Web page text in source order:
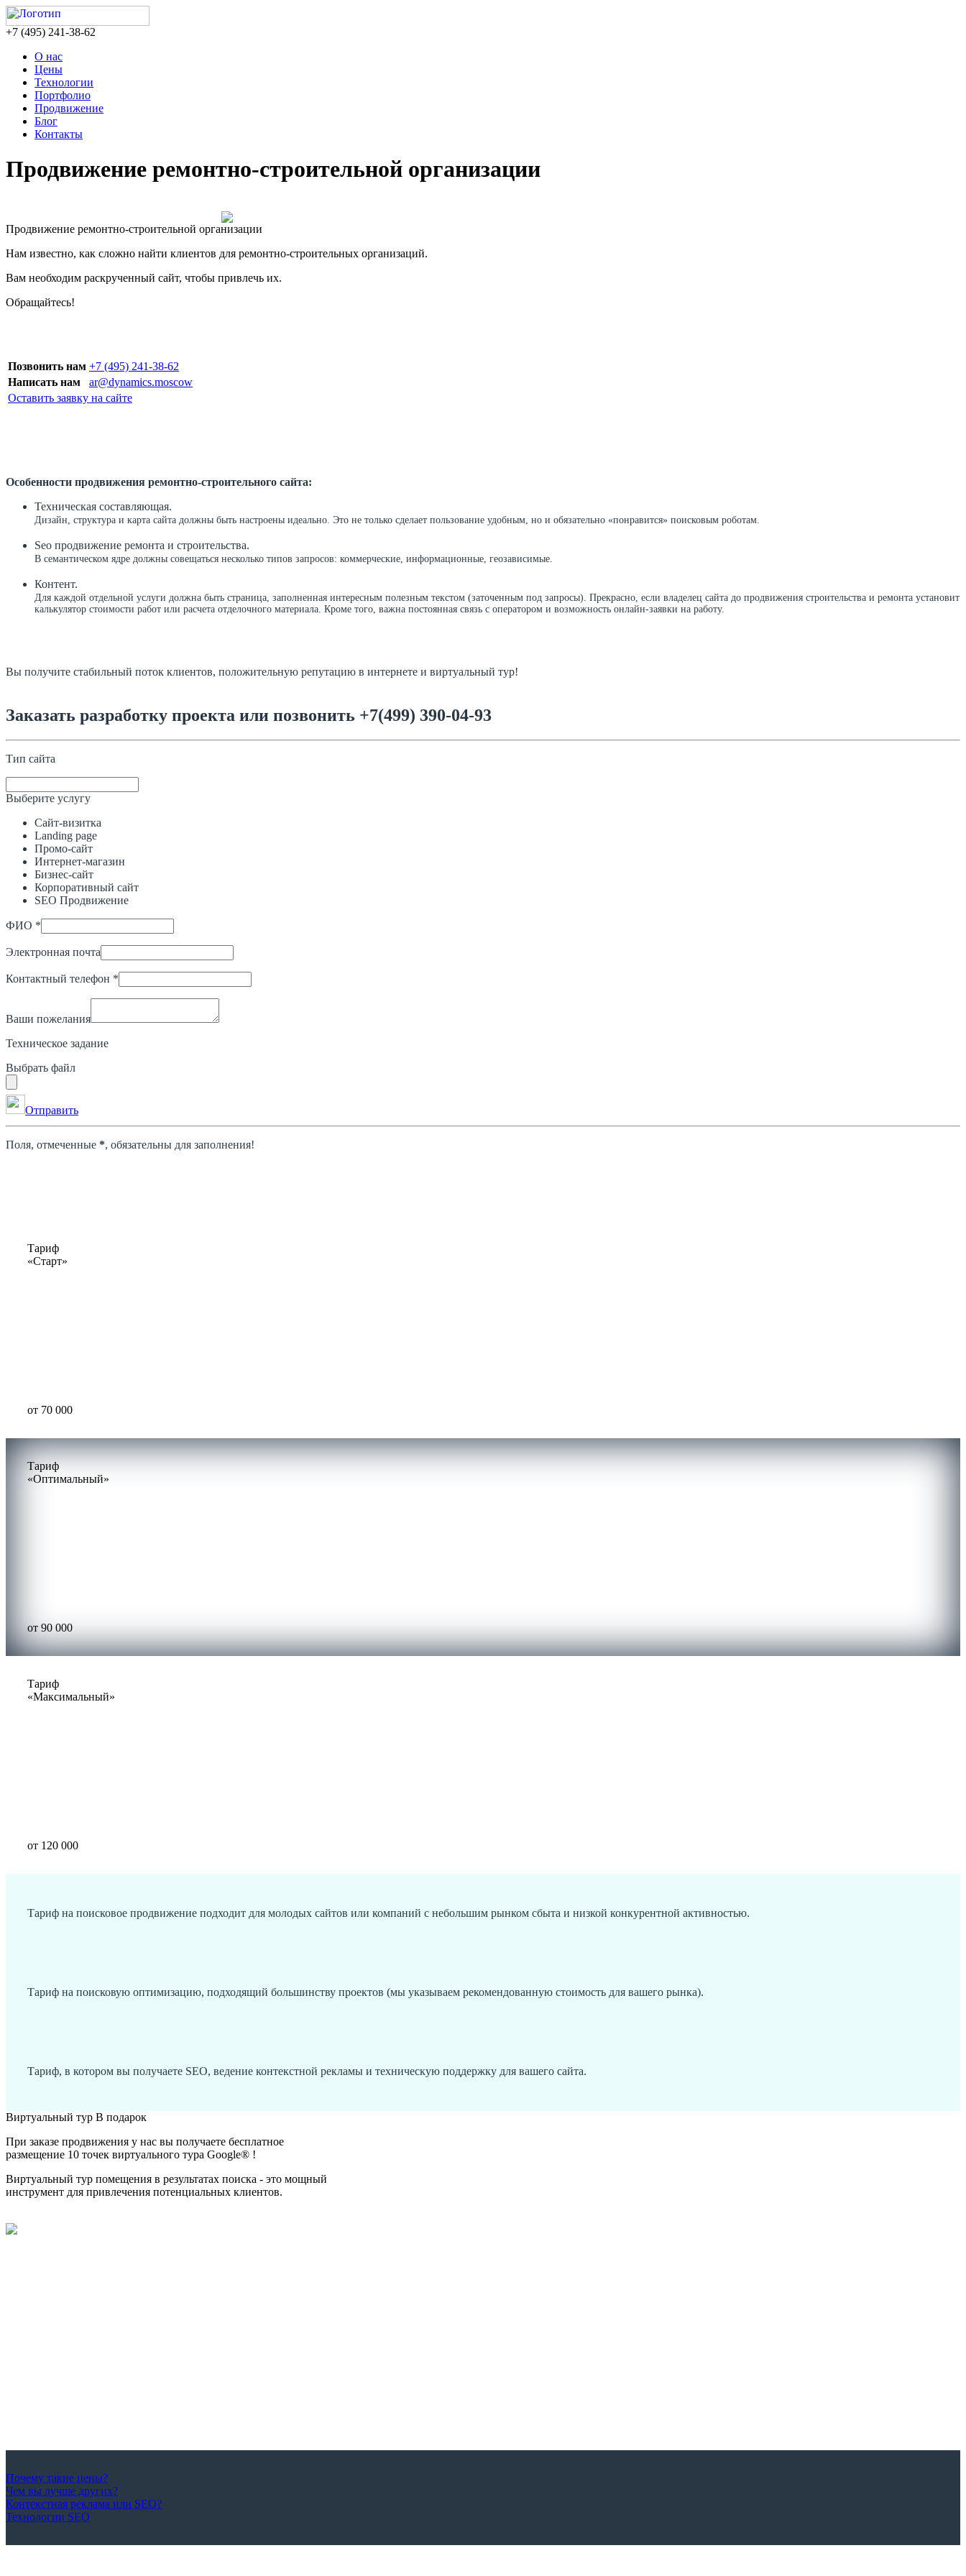
‎+7 (495) 241-38-62
О нас
Цены
Технологии
Портфолио
Продвижение
Блог
Контакты
Продвижение ремонтно-строительной организации
Продвижение ремонтно-строительной организации
Нам известно, как сложно найти клиентов для ремонтно-строительных организаций.
Вам необходим раскрученный сайт, чтобы привлечь их.
Обращайтесь!
Позвонить нам +7 (495) 241-38-62
Написать нам
ar@dynamics.moscow
Оставить заявку на сайте
Особенности продвижения ремонтно-строительного сайта:
Техническая составляющая.
Дизайн, структура и карта сайта должны быть настроены идеально. Это не только сделает пользование удобным, но и обязательно «понравится» поисковым роботам.
Seo продвижение ремонта и строительства.
В семантическом ядре должны совещаться несколько типов запросов: коммерческие, информационные, геозависимые.
Контент.
Для каждой отдельной услуги должна быть страница, заполненная интересным полезным текстом (заточенным под запросы). Прекрасно, если владелец сайта до продвижения строительства и ремонта установит
калькулятор стоимости работ или расчета отделочного материала. Кроме того, важна постоянная связь с оператором и возможность онлайн-заявки на работу.
Вы получите стабильный поток клиентов, положительную репутацию в интернете и виртуальный тур!
Заказать разработку проекта или позвонить +7(499) 390-04-93
Тип сайта
Выберите услугу
Сайт-визитка
Landing page
Промо-сайт
Интернет-магазин
Бизнес-сайт
Корпоративный сайт
SEO Продвижение
ФИО *
Электронная почта
Контактный телефон *
Ваши пожелания
Техническое задание
Выбрать файл
Отправить
Поля, отмеченные *, обязательны для заполнения!
Тариф
«Старт»
от 70 000
Тариф
«Оптимальный»
от 90 000
Тариф
«Максимальный»
от 120 000
Тариф на поисковое продвижение подходит для молодых сайтов или компаний с небольшим рынком сбыта и низкой конкурентной активностью.
Тариф на поисковую оптимизацию, подходящий большинству проектов (мы указываем рекомендованную стоимость для вашего рынка).
Тариф, в котором вы получаете SEO, ведение контекстной рекламы и техническую поддержку для вашего сайта.
Виртуальный тур В подарок
При заказе продвижения у нас вы получаете бесплатное
размещение 10 точек виртуального тура Google® !
Виртуальный тур помещения в результатах поиска - это мощный
инструмент для привлечения потенциальных клиентов.
Почему такие цены?
Чем вы лучше других?
Контекстная реклама или SEO?
Технологии SEO